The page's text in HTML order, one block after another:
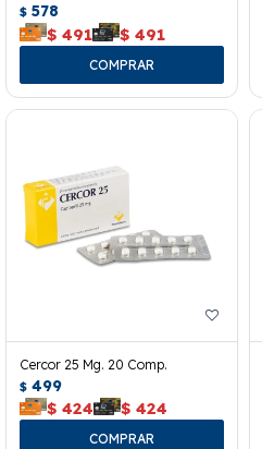
$ 578
$ 491 $ 491
Cercor 25 Mg. 20 Comp.
$ 499
$ 424 $ 424